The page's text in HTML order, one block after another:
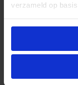
verzameld op
heeft een
branduren, wat
traditionele
betrouwbare